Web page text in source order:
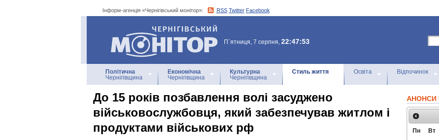
Інформ-агенція «Чернігівський монітор»: RSS Twitter Facebook
Інформ-агенція
«Чернігівський монітор»
П`ятниця, 7 серпня, 22:47:53
Політична
Чернігівщина
Економічна
Чернігівщина
Культурна
Чернігівщина
Стиль життя Освіта Відпочинок
До 15 років позбавлення волі засуджено
військовослужбовця, який забезпечував житлом і
продуктами військових рф
АНОНСИ
Пн Вт